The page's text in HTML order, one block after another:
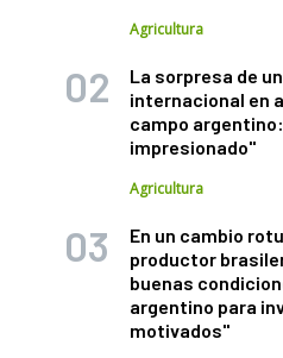
Agricultura
La sorpresa de
internacional en
campo
impresionado"
Agricultura
En un cambio
productor
buenas
argentino para
motivados"